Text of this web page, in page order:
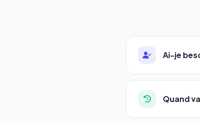
Ai-je
Absolument
auto-
l'adresse de
Quand